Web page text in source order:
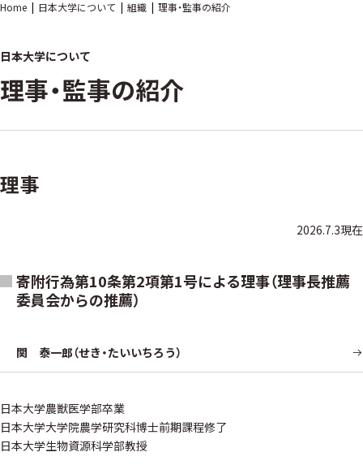
Home 日本大学について 組織 理事・監事の紹介
日本大学について
理事・監事の紹介
理事
2026.7.3現在
寄附行為第10条第2項第1号による理事（理事長推薦
委員会からの推薦）
関 泰一郎（せき・たいいちろう）
日本大学農獣医学部卒業
日本大学大学院農学研究科博士前期課程修了
日本大学生物資源科学部教授